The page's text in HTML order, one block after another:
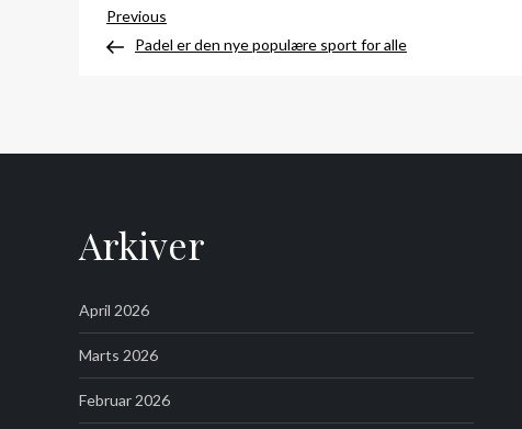
Indlægsnavigation
Previous
Post
Previous
Padel er den nye populære sport for alle
Arkiver
April 2026
Marts 2026
Februar 2026